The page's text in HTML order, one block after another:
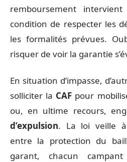
remboursement
condition de respecter les
les formalités prévues.
risquer de voir la garantie
En situation d’impasse,
solliciter la CAF pour
ou, en ultime recours,
d’expulsion. La loi veille à
entre la protection du
garant, chacun